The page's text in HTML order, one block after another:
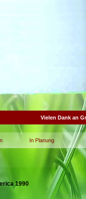
Vielen Dank an
In Planung
1990